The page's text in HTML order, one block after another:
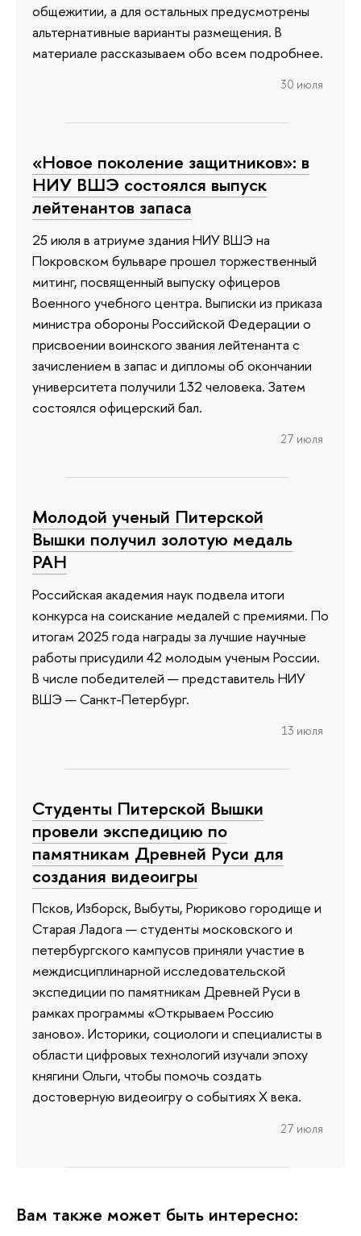
общежитии, а для остальных предусмотрены
альтернативные варианты размещения. В
материале рассказываем обо всем подробнее.
30 июля
«Новое поколение защитников»: в
НИУ ВШЭ состоялся выпуск
лейтенантов запаса
25 июля в атриуме здания НИУ ВШЭ на
Покровском бульваре прошел торжественный
митинг, посвященный выпуску офицеров
Военного учебного центра. Выписки из приказа
министра обороны Российской Федерации о
присвоении воинского звания лейтенанта с
зачислением в запас и дипломы об окончании
университета получили 132 человека. Затем
состоялся офицерский бал.
27 июля
Молодой ученый Питерской
Вышки получил золотую медаль
РАН
Российская академия наук подвела итоги
конкурса на соискание медалей с премиями. По
итогам 2025 года награды за лучшие научные
работы присудили 42 молодым ученым России.
В числе победителей — представитель НИУ
ВШЭ — Санкт-Петербург.
13 июля
Студенты Питерской Вышки
провели экспедицию по
памятникам Древней Руси для
создания видеоигры
Псков, Изборск, Выбуты, Рюриково городище и
Старая Ладога — студенты московского и
петербургского кампусов приняли участие в
междисциплинарной исследовательской
экспедиции по памятникам Древней Руси в
рамках программы «Открываем Россию
заново». Историки, социологи и специалисты в
области цифровых технологий изучали эпоху
княгини Ольги, чтобы помочь создать
достоверную видеоигру о событиях X века.
27 июля
Вам также может быть интересно: